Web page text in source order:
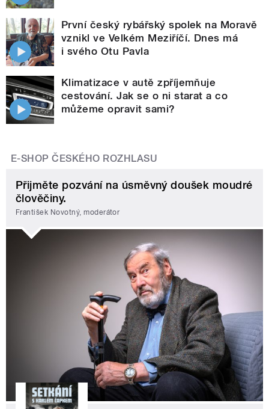
První český rybářský spolek na Moravě
vznikl ve Velkém Meziříčí. Dnes má
i svého Otu Pavla
Klimatizace v autě zpříjemňuje
cestování. Jak se o ni starat a co
můžeme opravit sami?
E-SHOP ČESKÉHO ROZHLASU
Přijměte pozvání na úsměvný doušek moudré
člověčiny.
František Novotný, moderátor